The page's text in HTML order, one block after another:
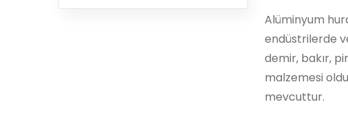
Alüminyum
endüstrilerde
demir, bakır,
malzemesi
mevcuttur.